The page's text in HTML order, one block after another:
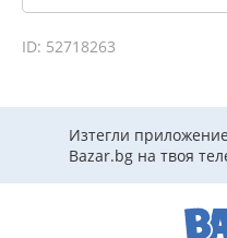
ID: 52718263
Изтегли
Bazar.bg на твоя